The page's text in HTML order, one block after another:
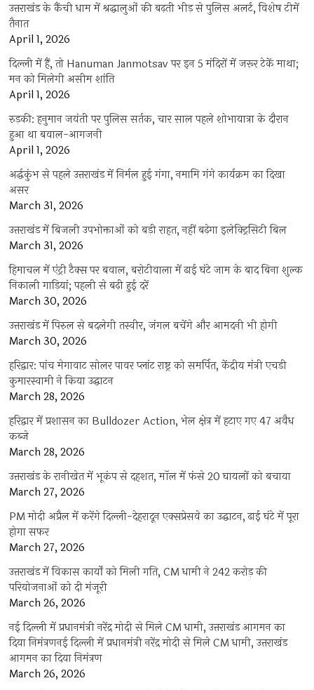
उत्तराखंड के कैंची धाम में श्रद्धालुओं की बढ़ती भीड़ से पुलिस अलर्ट, विशेष टीमें
तैनात
April 1, 2026
दिल्ली में हैं, तो Hanuman Janmotsav पर इन 5 मंदिरों में जरूर टेकें माथा;
मन को मिलेगी असीम शांति
April 1, 2026
रुड़की: हनुमान जयंती पर पुलिस सर्तक, चार साल पहले शोभायात्रा के दौरान
हुआ था बवाल-आगजनी
April 1, 2026
अर्द्धकुंभ से पहले उत्तराखंड में निर्मल हुई गंगा, नमामि गंगे कार्यक्रम का दिखा
असर
March 31, 2026
उत्तराखंड में बिजली उपभोक्ताओं को बड़ी राहत, नहीं बढ़ेगा इलेक्ट्रिसिटी बिल
March 31, 2026
हिमाचल में एंट्री टैक्स पर बवाल, बरोटीवाला में ढाई घंटे जाम के बाद बिना शुल्क
निकाली गाड़ियां; पहली से बढ़ी हुई दरें
March 30, 2026
उत्तराखंड में पिरुल से बदलेगी तस्वीर, जंगल बचेंगे और आमदनी भी होगी
March 30, 2026
हरिद्वार: पांच मेगावाट सोलर पावर प्लांट राष्ट्र को समर्पित, केंद्रीय मंत्री एचडी
कुमारस्वामी ने किया उद्घाटन
March 28, 2026
हरिद्वार में प्रशासन का Bulldozer Action, भेल क्षेत्र में हटाए गए 47 अवैध
कब्जे
March 28, 2026
उत्तराखंड के रानीखेत में भूकंप से दहशत, मॉल में फंसे 20 घायलों को बचाया
March 27, 2026
PM मोदी अप्रैल में करेंगे दिल्ली-देहरादून एक्सप्रेसवे का उद्घाटन, ढाई घंटे में पूरा
होगा सफर
March 27, 2026
उत्तराखंड में विकास कार्यों को मिली गति, CM धामी ने 242 करोड़ की
परियोजनाओं को दी मंजूरी
March 26, 2026
नई दिल्ली में प्रधानमंत्री नरेंद्र मोदी से मिले CM धामी, उत्तराखंड आगमन का
दिया निमंत्रणनई दिल्ली में प्रधानमंत्री नरेंद्र मोदी से मिले CM धामी, उत्तराखंड
आगमन का दिया निमंत्रण
March 26, 2026